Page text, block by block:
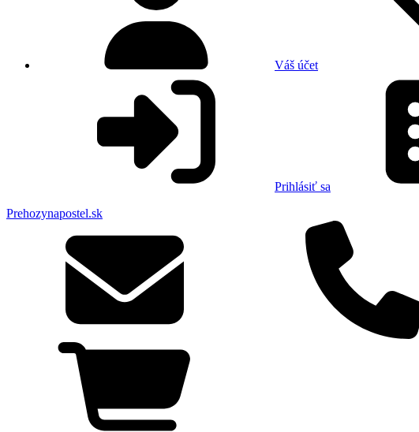
Váš účet
Prihlásiť sa
Prehozynapostel.sk